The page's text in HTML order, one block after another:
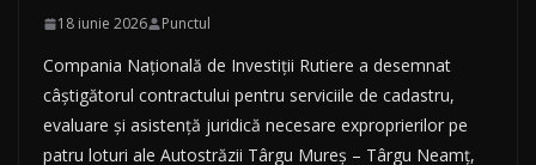
18 iunie 2026 Punctul
Compania Națională de Investiții Rutiere a desemnat
câștigătorul contractului pentru serviciile de cadastru,
evaluare și asistență juridică necesare exproprierilor pe
patru loturi ale Autostrăzii Târgu Mureș – Târgu Neamț,